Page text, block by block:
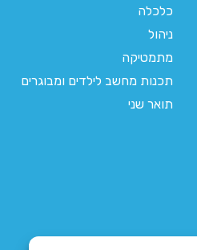
כלכלה
ניהול
מתמטיקה
תכנות מחשב לילדים ומבוגרים
תואר שני